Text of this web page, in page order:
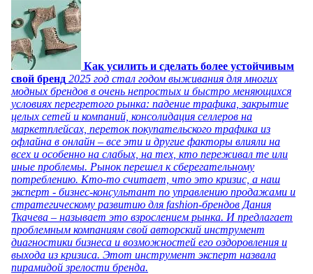
Как усилить и сделать более устойчивым
свой бренд 2025 год стал годом выживания для многих
модных брендов в очень непростых и быстро меняющихся
условиях перегретого рынка: падение трафика, закрытие
целых сетей и компаний, консолидация селлеров на
маркетплейсах, переток покупательского трафика из
офлайна в онлайн – все эти и другие факторы влияли на
всех и особенно на слабых, на тех, кто переживал те или
иные проблемы. Рынок перешел к сберегательному
потреблению. Кто-то считает, что это кризис, а наш
эксперт - бизнес-консультант по управлению продажами и
стратегическому развитию для fashion-брендов Дания
Ткачева – называет это взрослением рынка. И предлагает
проблемным компаниям свой авторский инструмент
диагностики бизнеса и возможностей его оздоровления и
выхода из кризиса. Этот инструмент эксперт назвала
пирамидой зрелости бренда.